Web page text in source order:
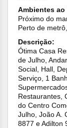
Ambientes ao
Próximo do
Perto de
Descrição:
Ótima Casa
de Julho,
Social, Hall,
Serviço, 1
Restaurantes,
do Centro
Julho, João A.
8877 e Adilton